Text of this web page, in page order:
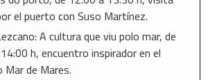
el puerto con Suso Martínez.
A cultura que viu polo mar, de
h, encuentro inspirador en el
Mar de Mares.